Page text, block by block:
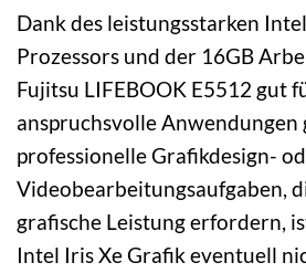
Dank des leistungsstarken
Prozessors und der 16GB
Fujitsu LIFEBOOK E5512 gut
anspruchsvolle Anwendungen
professionelle Grafikdesign-
Videobearbeitungsaufgaben,
grafische Leistung erfordern,
Intel Iris Xe Grafik eventuell